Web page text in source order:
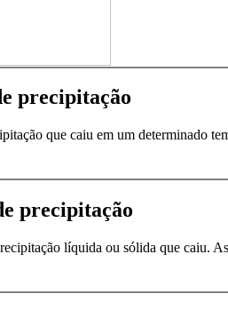
precipitação
que caiu em um determinado
precipitação
líquida ou sólida que caiu.